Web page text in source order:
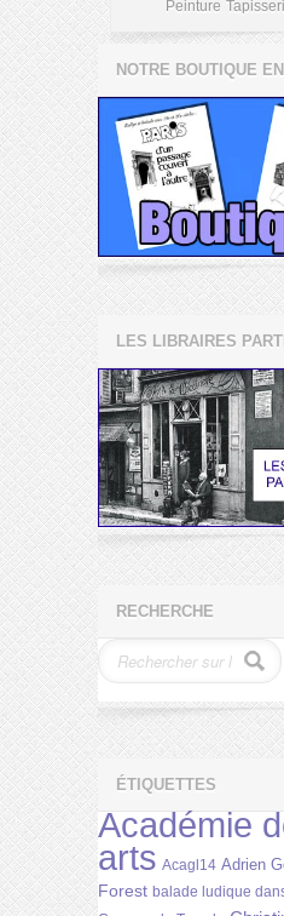
Peinture
NOTRE BOUTIQUE
LES LIBRAIRES
RECHERCHE
ÉTIQUETTES
Académie
arts Acagl14 Adrien
Forest balade ludique